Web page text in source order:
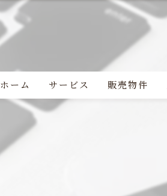
ホーム サービス 販売物件